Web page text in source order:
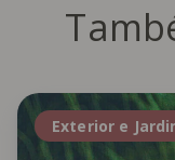
Exterior e